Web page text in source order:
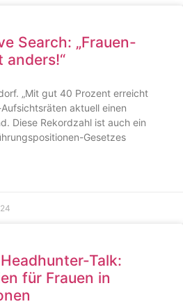
Search: „Frauen-
anders!“
„Mit gut 40 Prozent erreicht
aktuell einen
Diese Rekordzahl ist auch ein
Gesetzes
Talk:
für Frauen in